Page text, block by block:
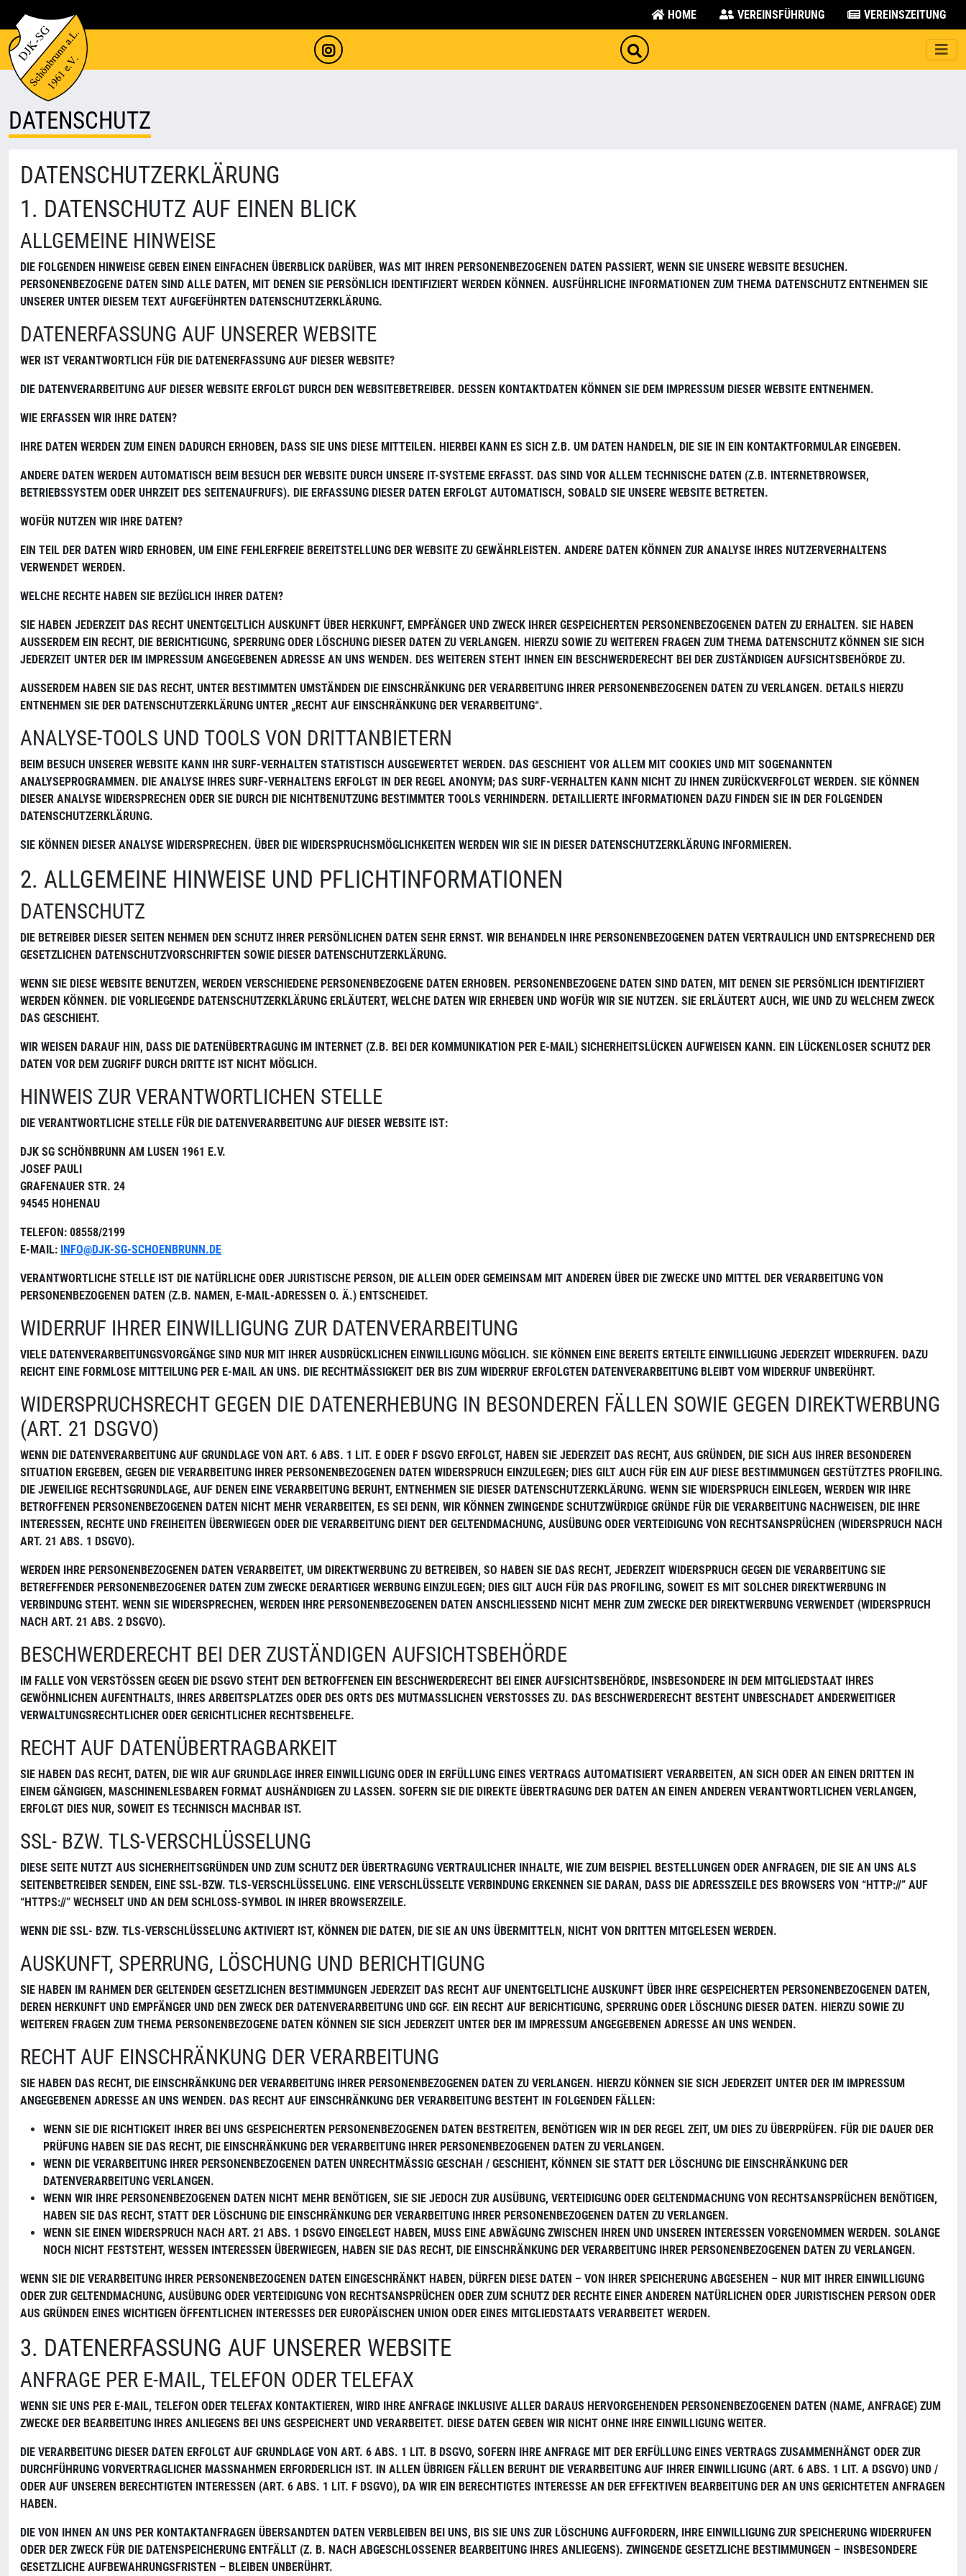
HOME VEREINSFÜHRUNG VEREINSZEITUNG
DATENSCHUTZ
DATENSCHUTZERKLÄRUNG
1. DATENSCHUTZ AUF EINEN BLICK
ALLGEMEINE HINWEISE
DIE FOLGENDEN HINWEISE GEBEN EINEN EINFACHEN ÜBERBLICK DARÜBER, WAS MIT IHREN PERSONENBEZOGENEN DATEN PASSIERT, WENN SIE UNSERE WEBSITE BESUCHEN.
PERSONENBEZOGENE DATEN SIND ALLE DATEN, MIT DENEN SIE PERSÖNLICH IDENTIFIZIERT WERDEN KÖNNEN. AUSFÜHRLICHE INFORMATIONEN ZUM THEMA DATENSCHUTZ ENTNEHMEN SIE
UNSERER UNTER DIESEM TEXT AUFGEFÜHRTEN DATENSCHUTZERKLÄRUNG.
DATENERFASSUNG AUF UNSERER WEBSITE
WER IST VERANTWORTLICH FÜR DIE DATENERFASSUNG AUF DIESER WEBSITE?
DIE DATENVERARBEITUNG AUF DIESER WEBSITE ERFOLGT DURCH DEN WEBSITEBETREIBER. DESSEN KONTAKTDATEN KÖNNEN SIE DEM IMPRESSUM DIESER WEBSITE ENTNEHMEN.
WIE ERFASSEN WIR IHRE DATEN?
IHRE DATEN WERDEN ZUM EINEN DADURCH ERHOBEN, DASS SIE UNS DIESE MITTEILEN. HIERBEI KANN ES SICH Z.B. UM DATEN HANDELN, DIE SIE IN EIN KONTAKTFORMULAR EINGEBEN.
ANDERE DATEN WERDEN AUTOMATISCH BEIM BESUCH DER WEBSITE DURCH UNSERE IT-SYSTEME ERFASST. DAS SIND VOR ALLEM TECHNISCHE DATEN (Z.B. INTERNETBROWSER,
BETRIEBSSYSTEM ODER UHRZEIT DES SEITENAUFRUFS). DIE ERFASSUNG DIESER DATEN ERFOLGT AUTOMATISCH, SOBALD SIE UNSERE WEBSITE BETRETEN.
WOFÜR NUTZEN WIR IHRE DATEN?
EIN TEIL DER DATEN WIRD ERHOBEN, UM EINE FEHLERFREIE BEREITSTELLUNG DER WEBSITE ZU GEWÄHRLEISTEN. ANDERE DATEN KÖNNEN ZUR ANALYSE IHRES NUTZERVERHALTENS
VERWENDET WERDEN.
WELCHE RECHTE HABEN SIE BEZÜGLICH IHRER DATEN?
SIE HABEN JEDERZEIT DAS RECHT UNENTGELTLICH AUSKUNFT ÜBER HERKUNFT, EMPFÄNGER UND ZWECK IHRER GESPEICHERTEN PERSONENBEZOGENEN DATEN ZU ERHALTEN. SIE HABEN
AUSSERDEM EIN RECHT, DIE BERICHTIGUNG, SPERRUNG ODER LÖSCHUNG DIESER DATEN ZU VERLANGEN. HIERZU SOWIE ZU WEITEREN FRAGEN ZUM THEMA DATENSCHUTZ KÖNNEN SIE SICH J
EDERZEIT UNTER DER IM IMPRESSUM ANGEGEBENEN ADRESSE AN UNS WENDEN. DES WEITEREN STEHT IHNEN EIN BESCHWERDERECHT BEI DER ZUSTÄNDIGEN AUFSICHTSBEHÖRDE ZU.
AUSSERDEM HABEN SIE DAS RECHT, UNTER BESTIMMTEN UMSTÄNDEN DIE EINSCHRÄNKUNG DER VERARBEITUNG IHRER PERSONENBEZOGENEN DATEN ZU VERLANGEN. DETAILS HIERZU E
NTNEHMEN SIE DER DATENSCHUTZERKLÄRUNG UNTER „RECHT AUF EINSCHRÄNKUNG DER VERARBEITUNG“.
ANALYSE-TOOLS UND TOOLS VON DRITTANBIETERN
BEIM BESUCH UNSERER WEBSITE KANN IHR SURF-VERHALTEN STATISTISCH AUSGEWERTET WERDEN. DAS GESCHIEHT VOR ALLEM MIT COOKIES UND MIT SOGENANNTEN
ANALYSEPROGRAMMEN. DIE ANALYSE IHRES SURF-VERHALTENS ERFOLGT IN DER REGEL ANONYM; DAS SURF-VERHALTEN KANN NICHT ZU IHNEN ZURÜCKVERFOLGT WERDEN. SIE KÖNNEN
DIESER ANALYSE WIDERSPRECHEN ODER SIE DURCH DIE NICHTBENUTZUNG BESTIMMTER TOOLS VERHINDERN. DETAILLIERTE INFORMATIONEN DAZU FINDEN SIE IN DER FOLGENDEN
DATENSCHUTZERKLÄRUNG.
SIE KÖNNEN DIESER ANALYSE WIDERSPRECHEN. ÜBER DIE WIDERSPRUCHSMÖGLICHKEITEN WERDEN WIR SIE IN DIESER DATENSCHUTZERKLÄRUNG INFORMIEREN.
2. ALLGEMEINE HINWEISE UND PFLICHTINFORMATIONEN
DATENSCHUTZ
DIE BETREIBER DIESER SEITEN NEHMEN DEN SCHUTZ IHRER PERSÖNLICHEN DATEN SEHR ERNST. WIR BEHANDELN IHRE PERSONENBEZOGENEN DATEN VERTRAULICH UND ENTSPRECHEND DER
GESETZLICHEN DATENSCHUTZVORSCHRIFTEN SOWIE DIESER DATENSCHUTZERKLÄRUNG.
WENN SIE DIESE WEBSITE BENUTZEN, WERDEN VERSCHIEDENE PERSONENBEZOGENE DATEN ERHOBEN. PERSONENBEZOGENE DATEN SIND DATEN, MIT DENEN SIE PERSÖNLICH IDENTIFIZIERT
WERDEN KÖNNEN. DIE VORLIEGENDE DATENSCHUTZERKLÄRUNG ERLÄUTERT, WELCHE DATEN WIR ERHEBEN UND WOFÜR WIR SIE NUTZEN. SIE ERLÄUTERT AUCH, WIE UND ZU WELCHEM ZWECK
DAS GESCHIEHT.
WIR WEISEN DARAUF HIN, DASS DIE DATENÜBERTRAGUNG IM INTERNET (Z.B. BEI DER KOMMUNIKATION PER E-MAIL) SICHERHEITSLÜCKEN AUFWEISEN KANN. EIN LÜCKENLOSER SCHUTZ DER
DATEN VOR DEM ZUGRIFF DURCH DRITTE IST NICHT MÖGLICH.
HINWEIS ZUR VERANTWORTLICHEN STELLE
DIE VERANTWORTLICHE STELLE FÜR DIE DATENVERARBEITUNG AUF DIESER WEBSITE IST:
DJK SG SCHÖNBRUNN AM LUSEN 1961 E.V.
JOSEF PAULI
GRAFENAUER STR. 24
94545 HOHENAU
TELEFON: 08558/2199
E-MAIL: INFO@DJK-SG-SCHOENBRUNN.DE
VERANTWORTLICHE STELLE IST DIE NATÜRLICHE ODER JURISTISCHE PERSON, DIE ALLEIN ODER GEMEINSAM MIT ANDEREN ÜBER DIE ZWECKE UND MITTEL DER VERARBEITUNG VON
PERSONENBEZOGENEN DATEN (Z.B. NAMEN, E-MAIL-ADRESSEN O. Ä.) ENTSCHEIDET.
WIDERRUF IHRER EINWILLIGUNG ZUR DATENVERARBEITUNG
VIELE DATENVERARBEITUNGSVORGÄNGE SIND NUR MIT IHRER AUSDRÜCKLICHEN EINWILLIGUNG MÖGLICH. SIE KÖNNEN EINE BEREITS ERTEILTE EINWILLIGUNG JEDERZEIT WIDERRUFEN. DAZU
REICHT EINE FORMLOSE MITTEILUNG PER E-MAIL AN UNS. DIE RECHTMÄSSIGKEIT DER BIS ZUM WIDERRUF ERFOLGTEN DATENVERARBEITUNG BLEIBT VOM WIDERRUF UNBERÜHRT.
WIDERSPRUCHSRECHT GEGEN DIE DATENERHEBUNG IN BESONDEREN FÄLLEN SOWIE GEGEN DIREKTWERBUNG
(ART. 21 DSGVO)
WENN DIE DATENVERARBEITUNG AUF GRUNDLAGE VON ART. 6 ABS. 1 LIT. E ODER F DSGVO ERFOLGT, HABEN SIE JEDERZEIT DAS RECHT, AUS GRÜNDEN, DIE SICH AUS IHRER BESONDEREN
SITUATION ERGEBEN, GEGEN DIE VERARBEITUNG IHRER PERSONENBEZOGENEN DATEN WIDERSPRUCH EINZULEGEN; DIES GILT AUCH FÜR EIN AUF DIESE BESTIMMUNGEN GESTÜTZTES PROFILING.
DIE JEWEILIGE RECHTSGRUNDLAGE, AUF DENEN EINE VERARBEITUNG BERUHT, ENTNEHMEN SIE DIESER DATENSCHUTZERKLÄRUNG. WENN SIE WIDERSPRUCH EINLEGEN, WERDEN WIR IHRE
BETROFFENEN PERSONENBEZOGENEN DATEN NICHT MEHR VERARBEITEN, ES SEI DENN, WIR KÖNNEN ZWINGENDE SCHUTZWÜRDIGE GRÜNDE FÜR DIE VERARBEITUNG NACHWEISEN, DIE IHRE
INTERESSEN, RECHTE UND FREIHEITEN ÜBERWIEGEN ODER DIE VERARBEITUNG DIENT DER GELTENDMACHUNG, AUSÜBUNG ODER VERTEIDIGUNG VON RECHTSANSPRÜCHEN (WIDERSPRUCH NACH
ART. 21 ABS. 1 DSGVO).
WERDEN IHRE PERSONENBEZOGENEN DATEN VERARBEITET, UM DIREKTWERBUNG ZU BETREIBEN, SO HABEN SIE DAS RECHT, JEDERZEIT WIDERSPRUCH GEGEN DIE VERARBEITUNG SIE
BETREFFENDER PERSONENBEZOGENER DATEN ZUM ZWECKE DERARTIGER WERBUNG EINZULEGEN; DIES GILT AUCH FÜR DAS PROFILING, SOWEIT ES MIT SOLCHER DIREKTWERBUNG IN
VERBINDUNG STEHT. WENN SIE WIDERSPRECHEN, WERDEN IHRE PERSONENBEZOGENEN DATEN ANSCHLIESSEND NICHT MEHR ZUM ZWECKE DER DIREKTWERBUNG VERWENDET (WIDERSPRUCH N
ACH ART. 21 ABS. 2 DSGVO).
BESCHWERDERECHT BEI DER ZUSTÄNDIGEN AUFSICHTSBEHÖRDE
IM FALLE VON VERSTÖSSEN GEGEN DIE DSGVO STEHT DEN BETROFFENEN EIN BESCHWERDERECHT BEI EINER AUFSICHTSBEHÖRDE, INSBESONDERE IN DEM MITGLIEDSTAAT IHRES G
EWÖHNLICHEN AUFENTHALTS, IHRES ARBEITSPLATZES ODER DES ORTS DES MUTMASSLICHEN VERSTOSSES ZU. DAS BESCHWERDERECHT BESTEHT UNBESCHADET ANDERWEITIGER VER
WALTUNGSRECHTLICHER ODER GERICHTLICHER RECHTSBEHELFE.
RECHT AUF DATENÜBERTRAGBARKEIT
SIE HABEN DAS RECHT, DATEN, DIE WIR AUF GRUNDLAGE IHRER EINWILLIGUNG ODER IN ERFÜLLUNG EINES VERTRAGS AUTOMATISIERT VERARBEITEN, AN SICH ODER AN EINEN DRITTEN IN
EINEM GÄNGIGEN, MASCHINENLESBAREN FORMAT AUSHÄNDIGEN ZU LASSEN. SOFERN SIE DIE DIREKTE ÜBERTRAGUNG DER DATEN AN EINEN ANDEREN VERANTWORTLICHEN VERLANGEN,
ERFOLGT DIES NUR, SOWEIT ES TECHNISCH MACHBAR IST.
SSL- BZW. TLS-VERSCHLÜSSELUNG
DIESE SEITE NUTZT AUS SICHERHEITSGRÜNDEN UND ZUM SCHUTZ DER ÜBERTRAGUNG VERTRAULICHER INHALTE, WIE ZUM BEISPIEL BESTELLUNGEN ODER ANFRAGEN, DIE SIE AN UNS ALS
SEITENBETREIBER SENDEN, EINE SSL-BZW. TLS-VERSCHLÜSSELUNG. EINE VERSCHLÜSSELTE VERBINDUNG ERKENNEN SIE DARAN, DASS DIE ADRESSZEILE DES BROWSERS VON “HTTP://” AUF
“HTTPS://” WECHSELT UND AN DEM SCHLOSS-SYMBOL IN IHRER BROWSERZEILE.
WENN DIE SSL- BZW. TLS-VERSCHLÜSSELUNG AKTIVIERT IST, KÖNNEN DIE DATEN, DIE SIE AN UNS ÜBERMITTELN, NICHT VON DRITTEN MITGELESEN WERDEN.
AUSKUNFT, SPERRUNG, LÖSCHUNG UND BERICHTIGUNG
SIE HABEN IM RAHMEN DER GELTENDEN GESETZLICHEN BESTIMMUNGEN JEDERZEIT DAS RECHT AUF UNENTGELTLICHE AUSKUNFT ÜBER IHRE GESPEICHERTEN PERSONENBEZOGENEN DATEN,
DEREN HERKUNFT UND EMPFÄNGER UND DEN ZWECK DER DATENVERARBEITUNG UND GGF. EIN RECHT AUF BERICHTIGUNG, SPERRUNG ODER LÖSCHUNG DIESER DATEN. HIERZU SOWIE ZU
WEITEREN FRAGEN ZUM THEMA PERSONENBEZOGENE DATEN KÖNNEN SIE SICH JEDERZEIT UNTER DER IM IMPRESSUM ANGEGEBENEN ADRESSE AN UNS WENDEN.
RECHT AUF EINSCHRÄNKUNG DER VERARBEITUNG
SIE HABEN DAS RECHT, DIE EINSCHRÄNKUNG DER VERARBEITUNG IHRER PERSONENBEZOGENEN DATEN ZU VERLANGEN. HIERZU KÖNNEN SIE SICH JEDERZEIT UNTER DER IM IMPRESSUM
ANGEGEBENEN ADRESSE AN UNS WENDEN. DAS RECHT AUF EINSCHRÄNKUNG DER VERARBEITUNG BESTEHT IN FOLGENDEN FÄLLEN:
WENN SIE DIE RICHTIGKEIT IHRER BEI UNS GESPEICHERTEN PERSONENBEZOGENEN DATEN BESTREITEN, BENÖTIGEN WIR IN DER REGEL ZEIT, UM DIES ZU ÜBERPRÜFEN. FÜR DIE DAUER DER
PRÜFUNG HABEN SIE DAS RECHT, DIE EINSCHRÄNKUNG DER VERARBEITUNG IHRER PERSONENBEZOGENEN DATEN ZU VERLANGEN.
WENN DIE VERARBEITUNG IHRER PERSONENBEZOGENEN DATEN UNRECHTMÄSSIG GESCHAH / GESCHIEHT, KÖNNEN SIE STATT DER LÖSCHUNG DIE EINSCHRÄNKUNG DER D
ATENVERARBEITUNG VERLANGEN.
WENN WIR IHRE PERSONENBEZOGENEN DATEN NICHT MEHR BENÖTIGEN, SIE SIE JEDOCH ZUR AUSÜBUNG, VERTEIDIGUNG ODER GELTENDMACHUNG VON RECHTSANSPRÜCHEN BENÖTIGEN,
HABEN SIE DAS RECHT, STATT DER LÖSCHUNG DIE EINSCHRÄNKUNG DER VERARBEITUNG IHRER PERSONENBEZOGENEN DATEN ZU VERLANGEN.
WENN SIE EINEN WIDERSPRUCH NACH ART. 21 ABS. 1 DSGVO EINGELEGT HABEN, MUSS EINE ABWÄGUNG ZWISCHEN IHREN UND UNSEREN INTERESSEN VORGENOMMEN WERDEN. SOLANGE
NOCH NICHT FESTSTEHT, WESSEN INTERESSEN ÜBERWIEGEN, HABEN SIE DAS RECHT, DIE EINSCHRÄNKUNG DER VERARBEITUNG IHRER PERSONENBEZOGENEN DATEN ZU VERLANGEN.
WENN SIE DIE VERARBEITUNG IHRER PERSONENBEZOGENEN DATEN EINGESCHRÄNKT HABEN, DÜRFEN DIESE DATEN – VON IHRER SPEICHERUNG ABGESEHEN – NUR MIT IHRER EINWILLIGUNG
ODER ZUR GELTENDMACHUNG, AUSÜBUNG ODER VERTEIDIGUNG VON RECHTSANSPRÜCHEN ODER ZUM SCHUTZ DER RECHTE EINER ANDEREN NATÜRLICHEN ODER JURISTISCHEN PERSON ODER
AUS GRÜNDEN EINES WICHTIGEN ÖFFENTLICHEN INTERESSES DER EUROPÄISCHEN UNION ODER EINES MITGLIEDSTAATS VERARBEITET WERDEN.
3. DATENERFASSUNG AUF UNSERER WEBSITE
ANFRAGE PER E-MAIL, TELEFON ODER TELEFAX
WENN SIE UNS PER E-MAIL, TELEFON ODER TELEFAX KONTAKTIEREN, WIRD IHRE ANFRAGE INKLUSIVE ALLER DARAUS HERVORGEHENDEN PERSONENBEZOGENEN DATEN (NAME, ANFRAGE) ZUM
ZWECKE DER BEARBEITUNG IHRES ANLIEGENS BEI UNS GESPEICHERT UND VERARBEITET. DIESE DATEN GEBEN WIR NICHT OHNE IHRE EINWILLIGUNG WEITER.
DIE VERARBEITUNG DIESER DATEN ERFOLGT AUF GRUNDLAGE VON ART. 6 ABS. 1 LIT. B DSGVO, SOFERN IHRE ANFRAGE MIT DER ERFÜLLUNG EINES VERTRAGS ZUSAMMENHÄNGT ODER ZUR
DURCHFÜHRUNG VORVERTRAGLICHER MASSNAHMEN ERFORDERLICH IST. IN ALLEN ÜBRIGEN FÄLLEN BERUHT DIE VERARBEITUNG AUF IHRER EINWILLIGUNG (ART. 6 ABS. 1 LIT. A DSGVO) UND / O
DER AUF UNSEREN BERECHTIGTEN INTERESSEN (ART. 6 ABS. 1 LIT. F DSGVO), DA WIR EIN BERECHTIGTES INTERESSE AN DER EFFEKTIVEN BEARBEITUNG DER AN UNS GERICHTETEN ANFRAGEN H
ABEN.
DIE VON IHNEN AN UNS PER KONTAKTANFRAGEN ÜBERSANDTEN DATEN VERBLEIBEN BEI UNS, BIS SIE UNS ZUR LÖSCHUNG AUFFORDERN, IHRE EINWILLIGUNG ZUR SPEICHERUNG WIDERRUFEN
ODER DER ZWECK FÜR DIE DATENSPEICHERUNG ENTFÄLLT (Z. B. NACH ABGESCHLOSSENER BEARBEITUNG IHRES ANLIEGENS). ZWINGENDE GESETZLICHE BESTIMMUNGEN – INSBESONDERE
GESETZLICHE AUFBEWAHRUNGSFRISTEN – BLEIBEN UNBERÜHRT.